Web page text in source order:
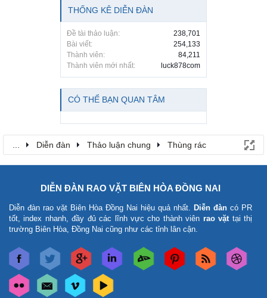
THỐNG KÊ DIỄN ĐÀN
Đề tài thảo luận:
238,701
Bài viết:
254,133
Thành viên:
84,211
Thành viên mới nhất:
luck878com
CÓ THỂ BẠN QUAN TÂM
Diễn đàn Thảo luận chung Thùng rác
DIỄN ĐÀN RAO VẶT BIÊN HÒA ĐỒNG NAI
Diễn đàn rao vặt Biên Hòa Đồng Nai hiệu quả nhất. Diễn đàn có PR
tốt, index nhanh, đầy đủ các lĩnh vực cho thành viên rao vặt tại thị
trường Biên Hòa, Đồng Nai cũng như các tỉnh lân cận.